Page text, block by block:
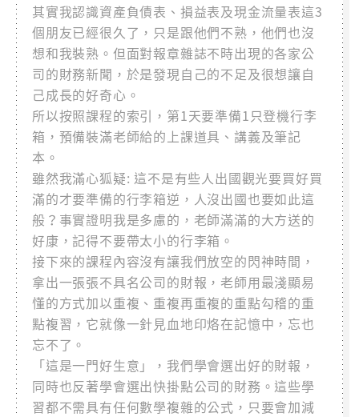
其實我認識資產負債表、損益表及現金流量表這3
個朋友已經很久了，只是跟他們不熟，他們也沒
想和我裝熟。但面對報章雜誌不時出現的各家公
司的財務新聞，於是發現自己的不足及很想讓自
己成長的好奇心。
所以按照課程的索引，第1天要準備1只登機行李
箱，預備裝滿老師給的上課道具、講義及筆記
本。
雖然我滿心狐疑: 這不是有些人出國觀光要買好買
滿的才要準備的行李箱逆，人沒出國也要如此這
般？事實證明我是多慮的，老師滿滿的大方送的
好康，記得不要帶太小的行李箱。
接下來的課程內容沒有讓我們放空的閃神時間，
拿出一張張不具名公司的財報，老師用最淺顯易
懂的方式加以重複、重複再重複的重點勾稽的重
點複習，它就像一針見血地印烙在記憶中，忘也
忘不了。
「這是一門好生意」，我們學會選出好的財報，
同時也反著學會選出快掛點公司的財務。這些學
習都不需具有任何數學複雜的公式，只要會加減